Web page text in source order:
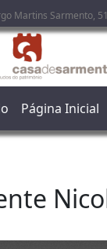
principal
Martins Sarmento,
Página Inicial